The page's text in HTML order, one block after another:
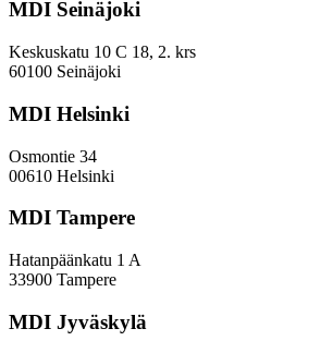
parantaa
EVP-
indeksissä?
MDI Seinäjoki
Keskuskatu 10 C 18, 2. krs
60100 Seinäjoki
MDI Helsinki
Osmontie 34
00610 Helsinki
MDI Tampere
Hatanpäänkatu 1 A
33900 Tampere
MDI Jyväskylä